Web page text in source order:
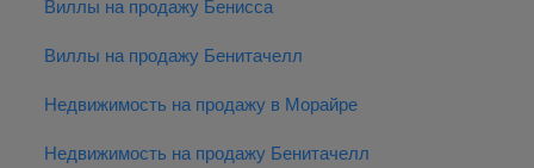
Виллы на продажу Бенисса
Виллы на продажу Бенитачелл
Недвижимость на продажу в Морайре
Недвижимость на продажу Бенитачелл